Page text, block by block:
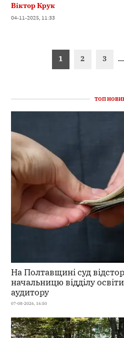
Віктор Крук
04-11-2025, 11:33
1 2 3 …
ТОП
На Полтавщині суд
начальницю відділу
аудитору
07-08-2026, 16:50